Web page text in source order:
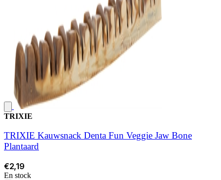
TRIXIE
TRIXIE Kauwsnack Denta Fun Veggie Jaw Bone
Plantaard
€2,19
En stock